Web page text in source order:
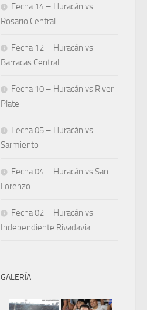
Fecha 14 – Huracán vs
Rosario Central
Fecha 12 – Huracán vs
Barracas Central
Fecha 10 – Huracán vs River
Plate
Fecha 05 – Huracán vs
Sarmiento
Fecha 04 – Huracán vs San
Lorenzo
Fecha 02 – Huracán vs
Independiente Rivadavia
GALERÍA